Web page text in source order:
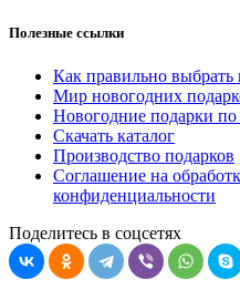
Полезные ссылки
Как правильно
Мир новогодних
Новогодние подарки по
Скачать каталог
Производство подарков
Соглашение на
конфиденциальности
Поделитесь в соцсетях